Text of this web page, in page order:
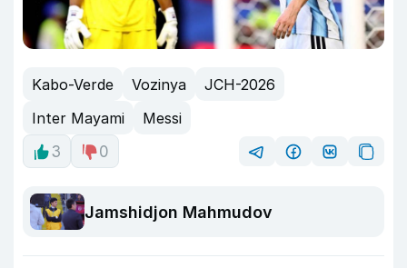
Kabo-Verde Vozinya
JCH-2026
Inter Mayami
Messi
3
0
Jamshidjon Mahmudov